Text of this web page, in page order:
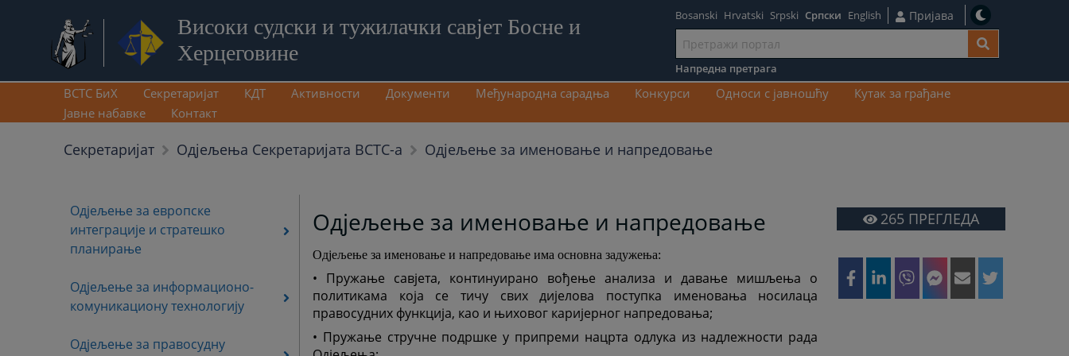
Високи судски и тужилачки савјет Босне и
Херцеговине
Иди
на
садржај
Bosanski Hrvatski Srpski Српски English Пријава
Напредна претрага
ВСТС БиХ Секретаријат КДТ Активности Документи Међународна сарадња Конкурси Односи с јавношћу
Кутак за грађане
Јавне набавке
Контакт
Секретаријат Одjељења Секретаријата ВСТС-а Одјељење за именовање и напредовање
Одјељење за европске
интеграције и стратешко
планирање
Одјељење за информационо-
комуникациону технологију
Одјељење за правосудну
Одјељење за именовање и напредовање
Одјељење за именовање и напредовање има основна задужења:
• Пружање савјета, континуирано вођење анализа и давање мишљења о
политикама која се тичу свих дијелова поступка именовања носилаца
правосудних функција, као и њиховог каријерног напредовања;
• Пружање стручне подршке у припреми нацрта одлука из надлежности рада
265 ПРЕГЛЕДА